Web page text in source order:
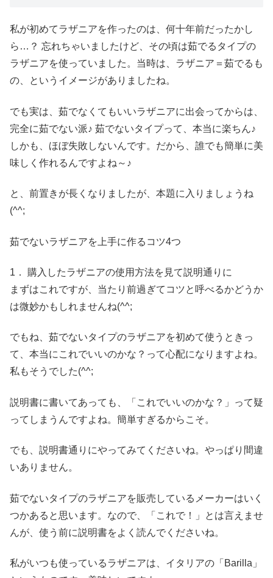
私が初めてラザニアを作ったのは、何十年前だったかし
ら…？ 忘れちゃいましたけど、その頃は茹でるタイプの
ラザニアを使っていました。当時は、ラザニア＝茹でるも
の、というイメージがありましたね。
でも実は、茹でなくてもいいラザニアに出会ってからは、
完全に茹でない派♪ 茹でないタイプって、本当に楽ちん♪
しかも、ほぼ失敗しないんです。だから、誰でも簡単に美
味しく作れるんですよね～♪
と、前置きが長くなりましたが、本題に入りましょうね
(^^;
茹でないラザニアを上手に作るコツ4つ
1． 購入したラザニアの使用方法を見て説明通りに
まずはこれですが、当たり前過ぎてコツと呼べるかどうか
は微妙かもしれませんね(^^;
でもね、茹でないタイプのラザニアを初めて使うときっ
て、本当にこれでいいのかな？って心配になりますよね。
私もそうでした(^^;
説明書に書いてあっても、「これでいいのかな？」って疑
ってしまうんですよね。簡単すぎるからこそ。
でも、説明書通りにやってみてくださいね。やっぱり間違
いありません。
茹でないタイプのラザニアを販売しているメーカーはいく
つかあると思います。なので、「これで！」とは言えませ
んが、使う前に説明書をよく読んでくださいね。
私がいつも使っているラザニアは、イタリアの「Barilla」